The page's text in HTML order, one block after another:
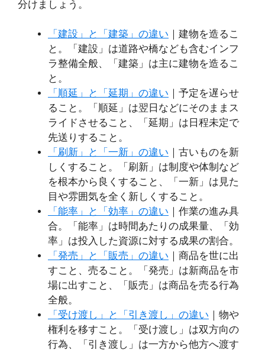
分けましょう。
「建設」と「建築」の違い ｜建物を造るこ
と。「建設」は道路や橋なども含むインフ
ラ整備全般、「建築」は主に建物を造るこ
と。
「順延」と「延期」の違い ｜予定を遅らせ
ること。「順延」は翌日などにそのままス
ライドさせること、「延期」は日程未定で
先送りすること。
「刷新」と「一新」の違い ｜古いものを新
しくすること。「刷新」は制度や体制など
を根本から良くすること、「一新」は見た
目や雰囲気を全く新しくすること。
「能率」と「効率」の違い ｜作業の進み具
合。「能率」は時間あたりの成果量、「効
率」は投入した資源に対する成果の割合。
「発売」と「販売」の違い ｜商品を世に出
すこと、売ること。「発売」は新商品を市
場に出すこと、「販売」は商品を売る行為
全般。
「受け渡し」と「引き渡し」の違い ｜物や
権利を移すこと。「受け渡し」は双方向の
行為、「引き渡し」は一方から他方へ渡す